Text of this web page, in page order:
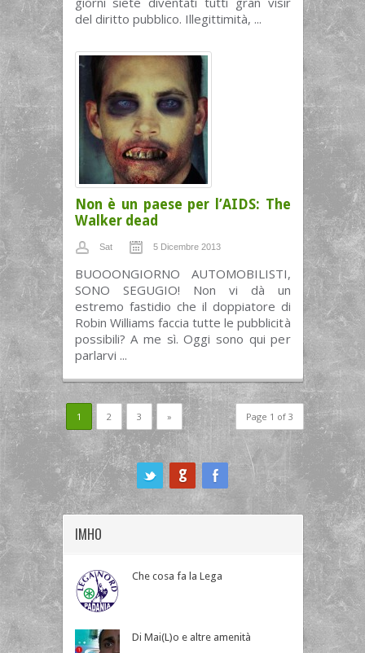
del diritto pubblico. Illegittimità, ...
Non è un paese per l’AIDS: The
Walker dead
Sat 5 Dicembre 2013
BUOOONGIORNO AUTOMOBILISTI,
SONO SEGUGIO! Non vi dà un
estremo fastidio che il doppiatore di
Robin Williams faccia tutte le pubblicità
possibili? A me sì. Oggi sono qui per
parlarvi ...
Page 1 of 3
1 2 3 »
IMHO
Che cosa fa la Lega
Di Mai(L)o e altre amenità